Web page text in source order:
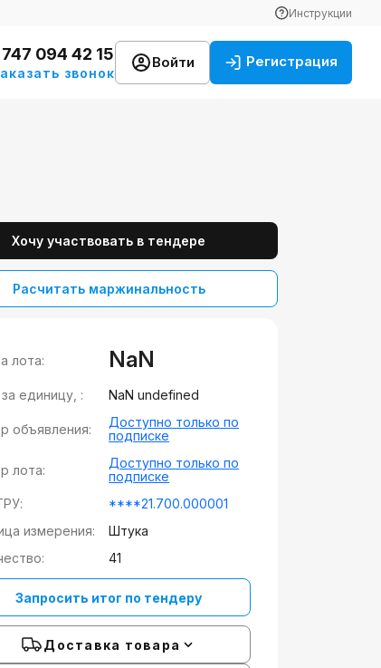
Инструкции
094 42 15
звонок
Войти Регистрация
Хочу участвовать в тендере
Расчитать маржинальность
лота: NaN
единицу, : NaN undefined
объявления:
Доступно только по
подписке
лота:
Доступно только по
подписке
****21.700.000001
измерения:
Штука
41
Запросить итог по тендеру
Доставка товара